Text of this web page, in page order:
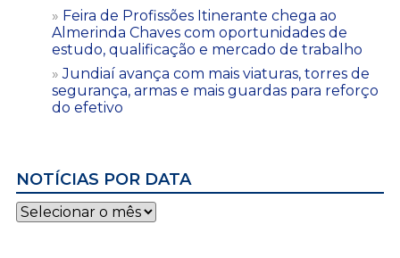
Feira de Profissões Itinerante chega ao
Almerinda Chaves com oportunidades de
estudo, qualificação e mercado de trabalho
Jundiaí avança com mais viaturas, torres de
segurança, armas e mais guardas para reforço
do efetivo
NOTÍCIAS POR DATA
Notícias
por